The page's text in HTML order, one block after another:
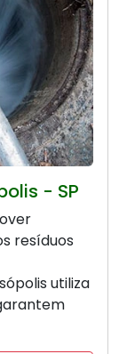
- SP
resíduos
utiliza